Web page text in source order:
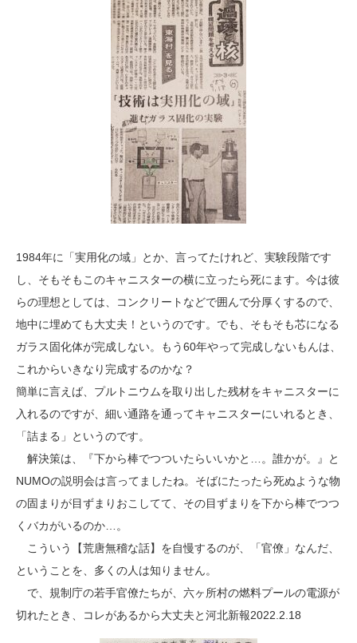
1984年に「実用化の域」とか、言ってたけれど、実験段階です
し、そもそもこのキャニスターの横に立ったら死にます。今は彼
らの理想としては、コンクリートなどで囲んで分厚くするので、
地中に埋めても大丈夫！というのです。でも、そもそも芯になる
ガラス固化体が完成しない。もう60年やって完成しないもんは、
これからいきなり完成するのかな？
簡単に言えば、プルトニウムを取り出した残材をキャニスターに
入れるのですが、細い通路を通ってキャニスターにいれるとき、
「詰まる」というのです。
解決策は、『下から棒でつついたらいいかと…。誰かが。』と
NUMOの説明会は言ってましたね。そばにたったら死ぬような物
の固まりが目ずまりおこしてて、その目ずまりを下から棒でつつ
くバカがいるのか…。
こういう【荒唐無稽な話】を自慢するのが、「官僚」なんだ、
ということを、多くの人は知りません。
で、規制庁の若手官僚たちが、六ヶ所村の燃料プールの電源が
切れたとき、コレがあるから大丈夫と河北新報2022.2.18